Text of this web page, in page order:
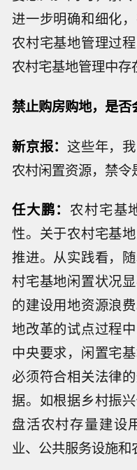
进一步明确和细化
农村宅基地管理过
农村宅基地管理中存
禁止购房购地，是否
新京报： 这些年，
农村闲置资源，禁令
任大鹏： 农村宅基
性。关于农村宅基
推进。从实践看，
村宅基地闲置状况
的建设用地资源浪
地改革的试点过程
中央要求，闲置宅
必须符合相关法律
据。如根据乡村振
盘活农村存量建设
业、公共服务设施和